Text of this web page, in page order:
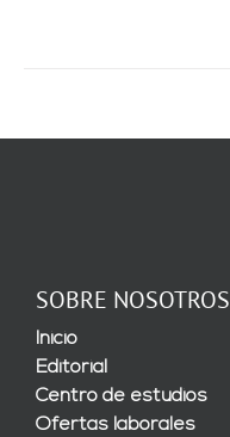
SOBRE NOSOTROS
Inicio
Editorial
Centro de estudios
Ofertas laborales